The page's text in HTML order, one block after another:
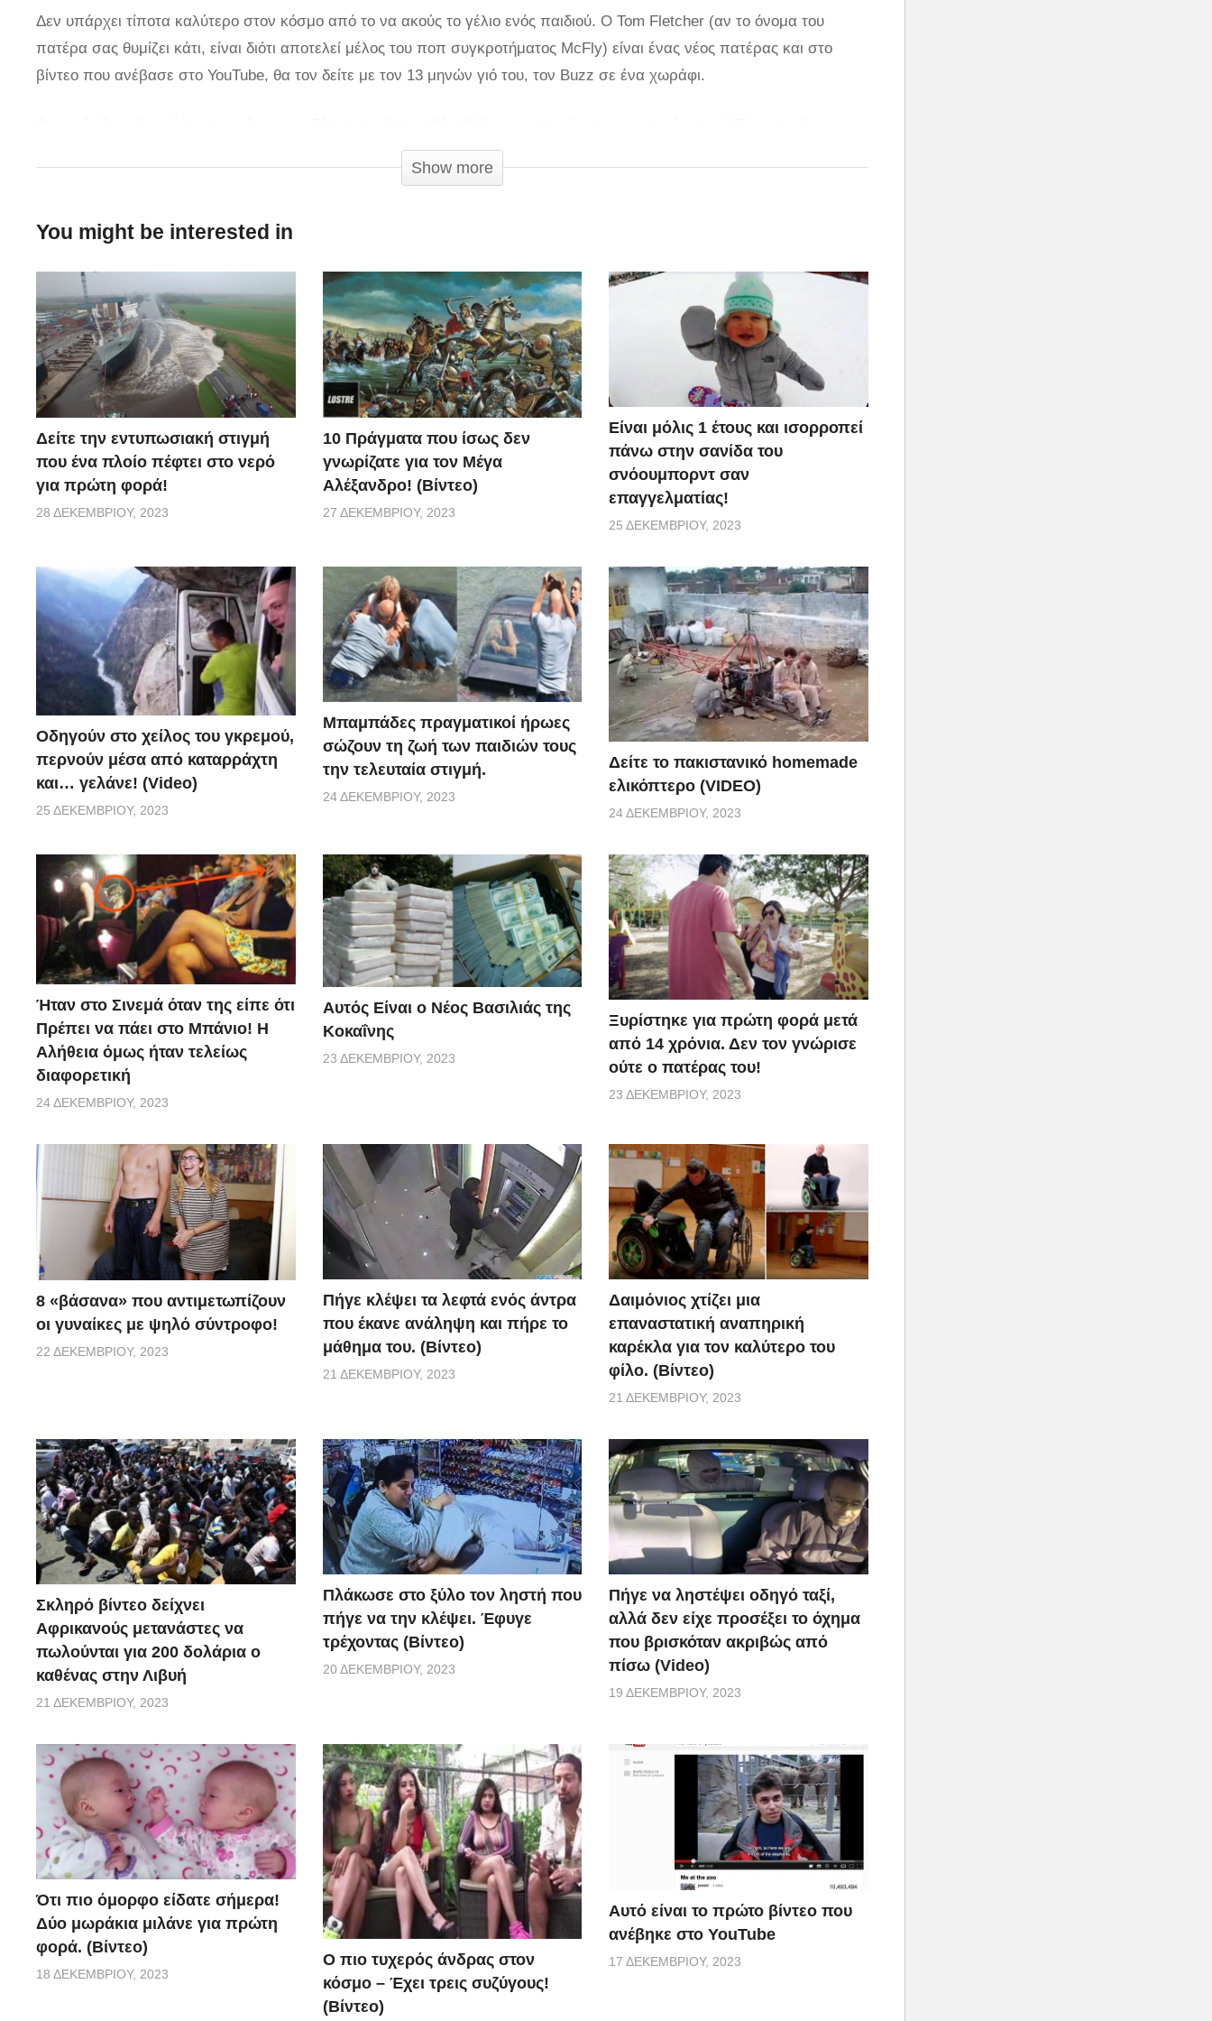
Δεν υπάρχει τίποτα καλύτερο στον κόσμο από το να ακούς το γέλιο ενός παιδιού. Ο Tom Fletcher (αν το όνομα του
πατέρα σας θυμίζει κάτι, είναι διότι αποτελεί μέλος του ποπ συγκροτήματος McFly) είναι ένας νέος πατέρας και στο
βίντεο που ανέβασε στο YouTube, θα τον δείτε με τον 13 μηνών γιό του, τον Buzz σε ένα χωράφι.
όπως είναι φυσικό παρασύρει και τον ίδιο. Όπως δήλωσε ο Fletcher, είναι υπέροχο να είσαι πατέρας και είναι ακόμη πιο
απίστευτο πως τα μικρά πράγματα μπορούν να κάνουν τα παιδιά να γελούν και να διασκεδάζουν με την ψυχή
Show more
You might be interested in
Δείτε την εντυπωσιακή στιγμή
που ένα πλοίο πέφτει στο νερό
για πρώτη φορά!
28 ΔΕΚΕΜΒΡΊΟΥ, 2023
10 Πράγματα που ίσως δεν
γνωρίζατε για τον Μέγα
Αλέξανδρο! (Βίντεο)
27 ΔΕΚΕΜΒΡΊΟΥ, 2023
Είναι μόλις 1 έτους και ισορροπεί
πάνω στην σανίδα του
σνόουμπορντ σαν
επαγγελματίας!
25 ΔΕΚΕΜΒΡΊΟΥ, 2023
Οδηγούν στο χείλος του γκρεμού,
περνούν μέσα από καταρράχτη
και… γελάνε! (Video)
25 ΔΕΚΕΜΒΡΊΟΥ, 2023
Μπαμπάδες πραγματικοί ήρωες
σώζουν τη ζωή των παιδιών τους
την τελευταία στιγμή.
24 ΔΕΚΕΜΒΡΊΟΥ, 2023
Δείτε το πακιστανικό homemade
ελικόπτερο (VIDEO)
24 ΔΕΚΕΜΒΡΊΟΥ, 2023
Ήταν στο Σινεμά όταν της είπε ότι
Πρέπει να πάει στο Μπάνιο! Η
Αλήθεια όμως ήταν τελείως
διαφορετική
24 ΔΕΚΕΜΒΡΊΟΥ, 2023
Αυτός Είναι ο Νέος Βασιλιάς της
Κοκαΐνης
23 ΔΕΚΕΜΒΡΊΟΥ, 2023
Ξυρίστηκε για πρώτη φορά μετά
από 14 χρόνια. Δεν τον γνώρισε
ούτε ο πατέρας του!
23 ΔΕΚΕΜΒΡΊΟΥ, 2023
8 «βάσανα» που αντιμετωπίζουν
οι γυναίκες με ψηλό σύντροφο!
22 ΔΕΚΕΜΒΡΊΟΥ, 2023
Πήγε κλέψει τα λεφτά ενός άντρα
που έκανε ανάληψη και πήρε το
μάθημα του. (Βίντεο)
21 ΔΕΚΕΜΒΡΊΟΥ, 2023
Δαιμόνιος χτίζει μια
επαναστατική αναπηρική
καρέκλα για τον καλύτερο του
φίλο. (Βίντεο)
21 ΔΕΚΕΜΒΡΊΟΥ, 2023
Σκληρό βίντεο δείχνει
Αφρικανούς μετανάστες να
πωλούνται για 200 δολάρια ο
καθένας στην Λιβυή
21 ΔΕΚΕΜΒΡΊΟΥ, 2023
Πλάκωσε στο ξύλο τον ληστή που
πήγε να την κλέψει. Έφυγε
τρέχοντας (Βίντεο)
20 ΔΕΚΕΜΒΡΊΟΥ, 2023
Πήγε να ληστέψει οδηγό ταξί,
αλλά δεν είχε προσέξει το όχημα
που βρισκόταν ακριβώς από
πίσω (Video)
19 ΔΕΚΕΜΒΡΊΟΥ, 2023
Ότι πιο όμορφο είδατε σήμερα!
Δύο μωράκια μιλάνε για πρώτη
φορά. (Βίντεο)
18 ΔΕΚΕΜΒΡΊΟΥ, 2023
Ο πιο τυχερός άνδρας στον
κόσμο – Έχει τρεις συζύγους!
(Βίντεο)
Αυτό είναι το πρώτο βίντεο που
ανέβηκε στο YouTube
17 ΔΕΚΕΜΒΡΊΟΥ, 2023